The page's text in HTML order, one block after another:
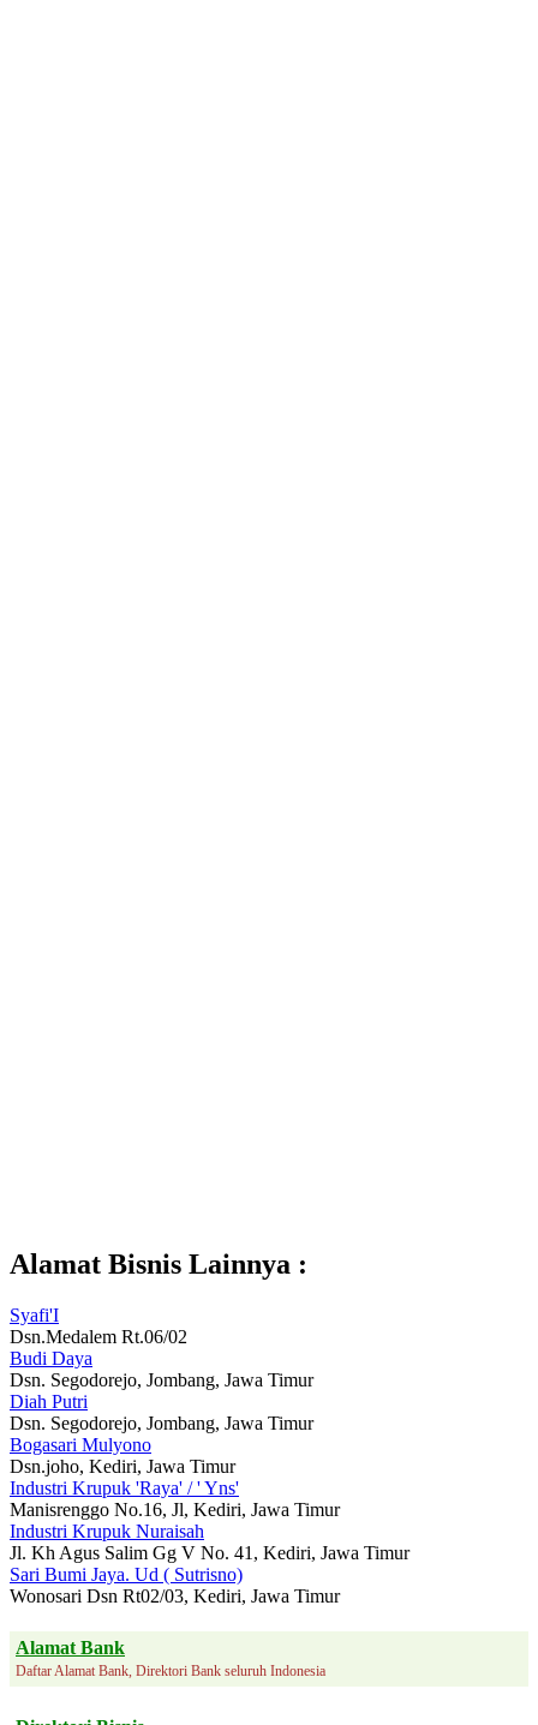
Alamat Bisnis Lainnya :
Syafi'I
Dsn.Medalem Rt.06/02
Budi Daya
Dsn. Segodorejo, Jombang, Jawa Timur
Diah Putri
Dsn. Segodorejo, Jombang, Jawa Timur
Bogasari Mulyono
Dsn.joho, Kediri, Jawa Timur
Industri Krupuk 'Raya' / ' Yns'
Manisrenggo No.16, Jl, Kediri, Jawa Timur
Industri Krupuk Nuraisah
Jl. Kh Agus Salim Gg V No. 41, Kediri, Jawa Timur
Sari Bumi Jaya. Ud ( Sutrisno)
Wonosari Dsn Rt02/03, Kediri, Jawa Timur
Alamat Bank
Daftar Alamat Bank, Direktori Bank seluruh Indonesia